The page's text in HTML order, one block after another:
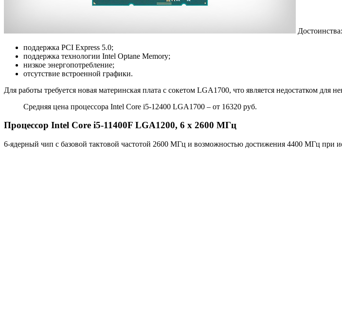
Достоинства:
поддержка PCI Express 5.0;
поддержка технологии Intel Optane Memory;
низкое энергопотребление;
отсутствие встроенной графики.
Для работы требуется новая материнская плата с сокетом LGA1700, что является недостатком для
Средняя цена процессора Intel Core i5-12400 LGA1700 – от 16320 руб.
Процессор Intel Core i5-11400F LGA1200, 6 x 2600 МГц
6-ядерный чип с базовой тактовой частотой 2600 МГц и возможностью достижения 4400 МГц при